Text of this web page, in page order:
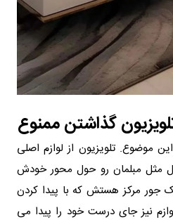
گذاشتن ممنوع
موضوع. تلویزیون از لوازم اصلی
مثل مبلمان رو حول محور خودش
جور مرکز هستش که با پیدا کردن
نیز جای درست خود را پیدا می